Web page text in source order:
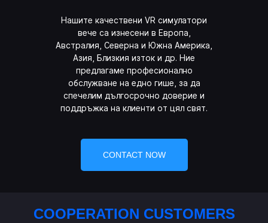
Нашите качествени VR симулатори
вече са изнесени в Европа,
Австралия, Северна и Южна Америка,
Азия, Близкия изток и др. Ние
предлагаме професионално
обслужване на едно гише, за да
спечелим дългосрочно доверие и
поддръжка на клиенти от цял ​​свят.
CONTACT NOW
COOPERATION CUSTOMERS